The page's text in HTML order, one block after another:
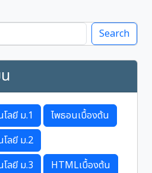
Search
ลยี ม.1
ไพธอนเบื้องต้น
โลยี ม.2
ลยี ม.3
HTMLเบื้องต้น